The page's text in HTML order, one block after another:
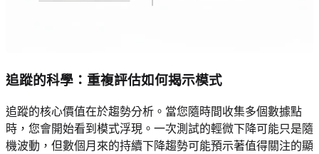
追蹤的科學：重複評估如何揭示模式
追蹤的核心價值在於趨勢分析。當您隨時間收集多個數據點
時，您會開始看到模式浮現。一次測試的輕微下降可能只是隨
機波動，但數個月來的持續下降趨勢可能預示著值得關注的顯